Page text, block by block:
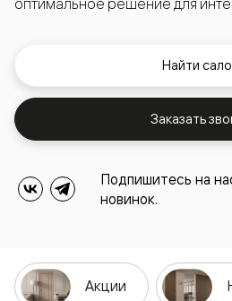
оптимальное решение для
Найти
Заказать
Подпишитесь на
новинок.
Акции